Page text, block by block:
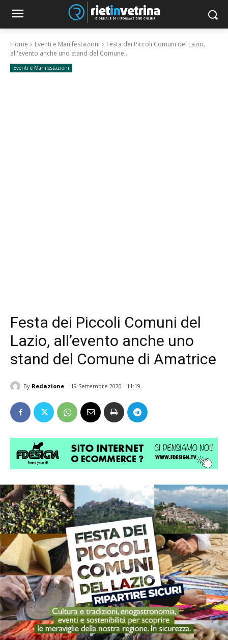
Home Eventi e Manifestazioni
Festa dei Piccoli Comuni del Lazio,
all'evento anche uno stand del Comune...
Eventi e Manifestazioni
Festa dei Piccoli Comuni del
Lazio, all’evento anche uno
stand del Comune di Amatrice
By Redazione 19 Settembre 2020 - 11:19